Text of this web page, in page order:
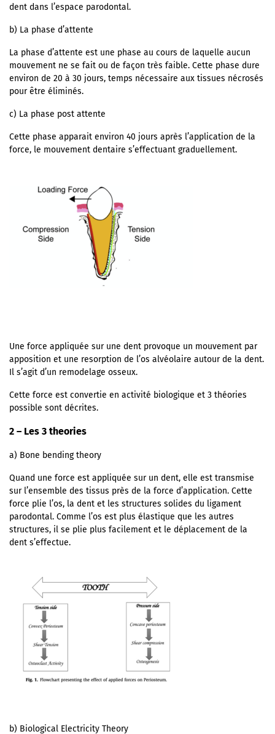
dent dans l’espace parodontal.
b) La phase d’attente
La phase d’attente est une phase au cours de laquelle aucun
mouvement ne se fait ou de façon très faible. Cette phase dure
environ de 20 à 30 jours, temps nécessaire aux tissues nécrosés
pour être éliminés.
c) La phase post attente
Cette phase apparait environ 40 jours après l’application de la
force, le mouvement dentaire s’effectuant graduellement.
Une force appliquée sur une dent provoque un mouvement par
apposition et une resorption de l’os alvéolaire autour de la dent.
Il s’agit d’un remodelage osseux.
Cette force est convertie en activité biologique et 3 théories
possible sont décrites.
2 – Les 3 theories
a) Bone bending theory
Quand une force est appliquée sur un dent, elle est transmise
sur l’ensemble des tissus près de la force d’application. Cette
force plie l’os, la dent et les structures solides du ligament
parodontal. Comme l’os est plus élastique que les autres
structures, il se plie plus facilement et le déplacement de la
dent s’effectue.
b) Biological Electricity Theory